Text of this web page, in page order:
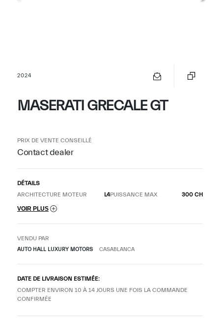
MASERATI GRECALE GT
2024
PRIX DE VENTE CONSEILLÉ
Contact dealer
DÉTAILS
ARCHITECTURE MOTEUR
L4PUISSANCE MAX 300 CH
VOIR PLUS
VENDU PAR
AUTO HALL LUXURY MOTORS CASABLANCA
DATE DE LIVRAISON ESTIMÉE:
COMPTER ENVIRON 10 À 14 JOURS UNE FOIS LA COMMANDE
CONFIRMÉE